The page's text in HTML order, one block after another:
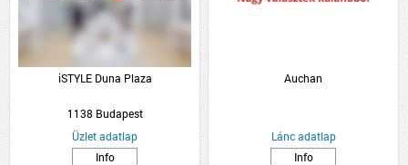
iSTYLE Duna Plaza
1138 Budapest
Üzlet adatlap
Info
Auchan
Lánc adatlap
Info